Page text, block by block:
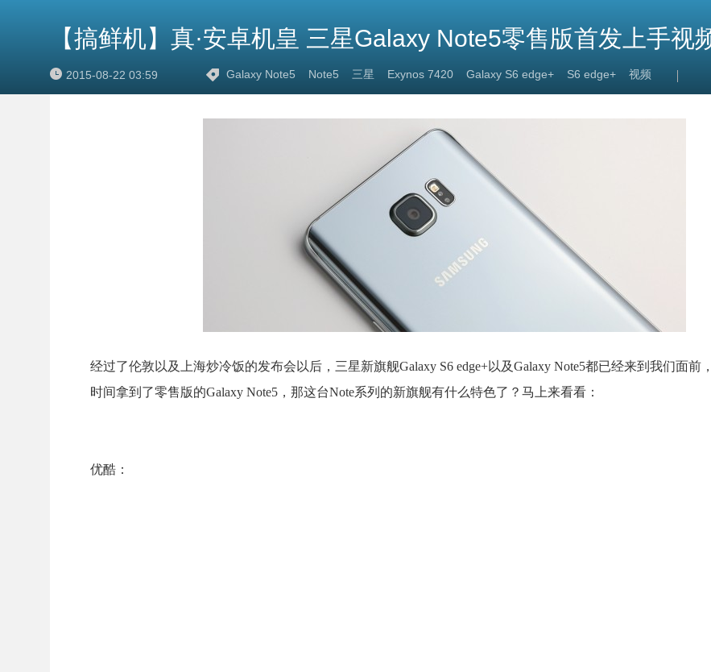
【搞鲜机】真·安卓机皇 三星Galaxy Note5零售版首发上手视
2015-08-22 03:59 Galaxy Note5 Note5 三星 Exynos 7420 Galaxy S6 edge+ S6 edge+ 视频
经过了伦敦以及上海炒冷饭的发布会以后，三星新旗舰Galaxy S6 edge+以及Galaxy Note5都已经来到我们面前
时间拿到了零售版的Galaxy Note5，那这台Note系列的新旗舰有什么特色了？马上来看看：
优酷：